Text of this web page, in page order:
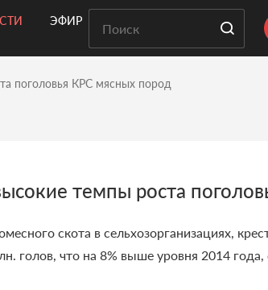
ЭФИР
поголовья КРС мясных пород
темпы роста
скота в сельхозорганизациях,
голов, что на 8% выше уровня 2014 года,